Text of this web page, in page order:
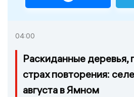
04:00
Раскиданные деревья,
страх повторения:
августа в Ямном